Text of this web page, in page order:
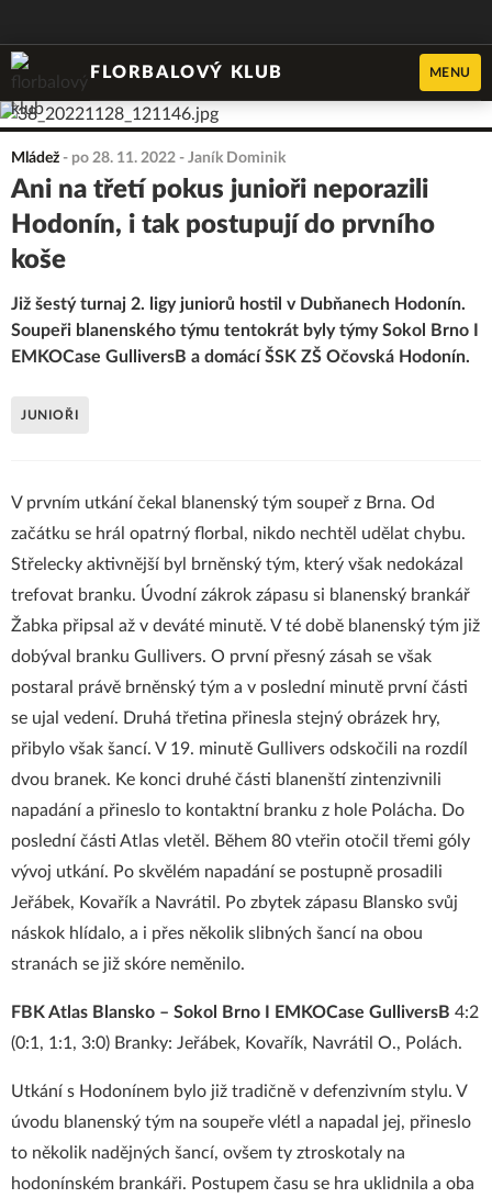
FLORBALOVÝ KLUB MENU
Mládež - po 28. 11. 2022 - Janík Dominik
Ani na třetí pokus junioři neporazili
Hodonín, i tak postupují do prvního
koše
Již šestý turnaj 2. ligy juniorů hostil v Dubňanech Hodonín.
Soupeři blanenského týmu tentokrát byly týmy Sokol Brno I
EMKOCase GulliversB a domácí ŠSK ZŠ Očovská Hodonín.
JUNIOŘI
V prvním utkání čekal blanenský tým soupeř z Brna. Od
začátku se hrál opatrný florbal, nikdo nechtěl udělat chybu.
Střelecky aktivnější byl brněnský tým, který však nedokázal
trefovat branku. Úvodní zákrok zápasu si blanenský brankář
Žabka připsal až v deváté minutě. V té době blanenský tým již
dobýval branku Gullivers. O první přesný zásah se však
postaral právě brněnský tým a v poslední minutě první části
se ujal vedení. Druhá třetina přinesla stejný obrázek hry,
přibylo však šancí. V 19. minutě Gullivers odskočili na rozdíl
dvou branek. Ke konci druhé části blanenští zintenzivnili
napadání a přineslo to kontaktní branku z hole Polácha. Do
poslední části Atlas vletěl. Během 80 vteřin otočil třemi góly
vývoj utkání. Po skvělém napadání se postupně prosadili
Jeřábek, Kovařík a Navrátil. Po zbytek zápasu Blansko svůj
náskok hlídalo, a i přes několik slibných šancí na obou
stranách se již skóre neměnilo.
FBK Atlas Blansko – Sokol Brno I EMKOCase GulliversB 4:2
(0:1, 1:1, 3:0) Branky: Jeřábek, Kovařík, Navrátil O., Polách.
Utkání s Hodonínem bylo již tradičně v defenzivním stylu. V
úvodu blanenský tým na soupeře vlétl a napadal jej, přineslo
to několik nadějných šancí, ovšem ty ztroskotaly na
hodonínském brankáři. Postupem času se hra uklidnila a oba